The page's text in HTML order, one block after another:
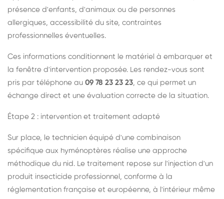
présence d'enfants, d'animaux ou de personnes
allergiques, accessibilité du site, contraintes
professionnelles éventuelles.
Ces informations conditionnent le matériel à embarquer et
la fenêtre d'intervention proposée. Les rendez-vous sont
pris par téléphone au 09 78 23 23 23, ce qui permet un
échange direct et une évaluation correcte de la situation.
Étape 2 : intervention et traitement adapté
Sur place, le technicien équipé d'une combinaison
spécifique aux hyménoptères réalise une approche
méthodique du nid. Le traitement repose sur l'injection d'un
produit insecticide professionnel, conforme à la
réglementation française et européenne, à l'intérieur même